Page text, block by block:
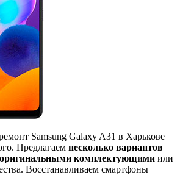
Samsung Galaxy A31 в Харькове
Предлагаем несколько вариантов
оригинальными комплектующими или
Восстанавливаем смартфоны